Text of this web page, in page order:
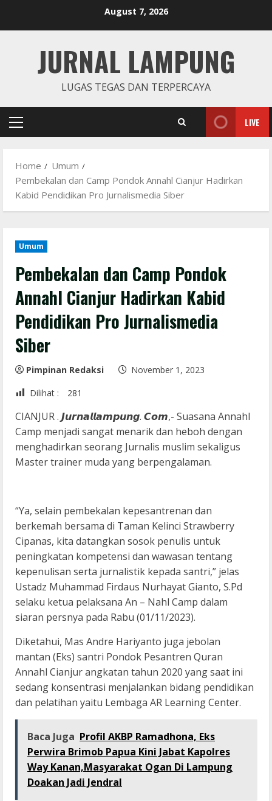
August 7, 2026
JURNAL LAMPUNG
LUGAS TEGAS DAN TERPERCAYA
Primary
LIVE
Home
Umum
Pembekalan dan Camp Pondok Annahl Cianjur Hadirkan
Kabid Pendidikan Pro Jurnalismedia Siber
Umum
Pembekalan dan Camp Pondok
Annahl Cianjur Hadirkan Kabid
Pendidikan Pro Jurnalismedia
Siber
Pimpinan Redaksi
November 1, 2023
Dilihat :
281
CIANJUR . 𝙅𝙪𝙧𝙣𝙖𝙡𝙡𝙖𝙢𝙥𝙪𝙣𝙜. 𝘾𝙤𝙢,- Suasana Annahl
Camp menjadi sangat menarik dan heboh dengan
menghadirkan seorang Jurnalis muslim sekaligus
Master trainer muda yang berpengalaman.
“Ya, selain pembekalan kepesantrenan dan
berkemah bersama di Taman Kelinci Strawberry
Cipanas, kita datangkan sosok penulis untuk
peningkatan kompetensi dan wawasan tentang
kepenulisan serta jurnalistik kepada santri,” jelas
Ustadz Muhammad Firdaus Nurhayat Gianto, S.Pd
selaku ketua pelaksana An – Nahl Camp dalam
siaran persnya pada Rabu (01/11/2023).
Diketahui, Mas Andre Hariyanto juga jebolan
mantan (Eks) santri Pondok Pesantren Quran
Annahl Cianjur angkatan tahun 2020 yang saat ini
sedang konsentrasi menjalankan bidang pendidikan
dan pelatihan yaitu Lembaga AR Learning Center.
Baca Juga Profil AKBP Ramadhona, Eks
Perwira Brimob Papua Kini Jabat Kapolres
Way Kanan,Masyarakat Ogan Di Lampung
Doakan Jadi Jendral